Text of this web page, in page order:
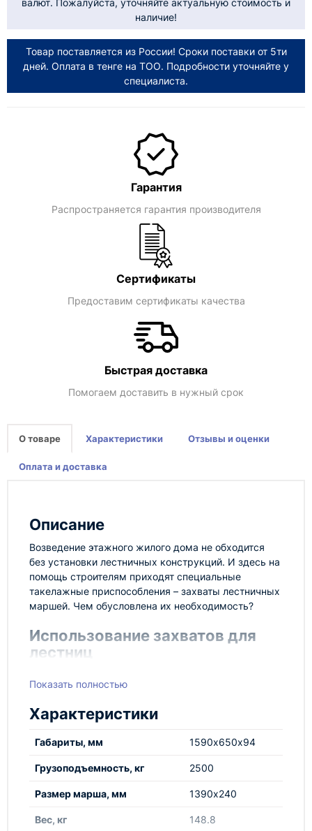
валют. Пожалуйста, уточняйте актуальную стоимость и
наличие!
Товар поставляется из России! Сроки поставки от 5ти
дней. Оплата в тенге на ТОО. Подробности уточняйте у
специалиста.
Гарантия
Распространяется гарантия производителя
Сертификаты
Предоставим сертификаты качества
Быстрая доставка
Помогаем доставить в нужный срок
О товаре Характеристики Отзывы и оценки
Оплата и доставка
Описание
Возведение этажного жилого дома не обходится
без установки лестничных конструкций. И здесь на
помощь строителям приходят специальные
такелажные приспособления – захваты лестничных
маршей. Чем обусловлена их необходимость?
Использование захватов для
лестниц
в плане транспортировки. Из-за специфической
или винтового захвата. С другой стороны –
надежного и стабильного крепления, во имя
обеспечения безопасности на строительной
площадке.
Захват лестничных маршей – это специфическое
грузозахватное приспособление, представляющее
собой длинные и плоские металлические вилы «С»-
Показать полностью
Характеристики
Габариты, мм 1590х650х94
Грузоподъемность, кг 2500
Размер марша, мм 1390х240
Вес, кг 148.8